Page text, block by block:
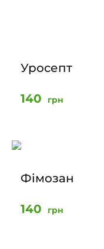
Уросепт
140 грн
Фімозан
140 грн